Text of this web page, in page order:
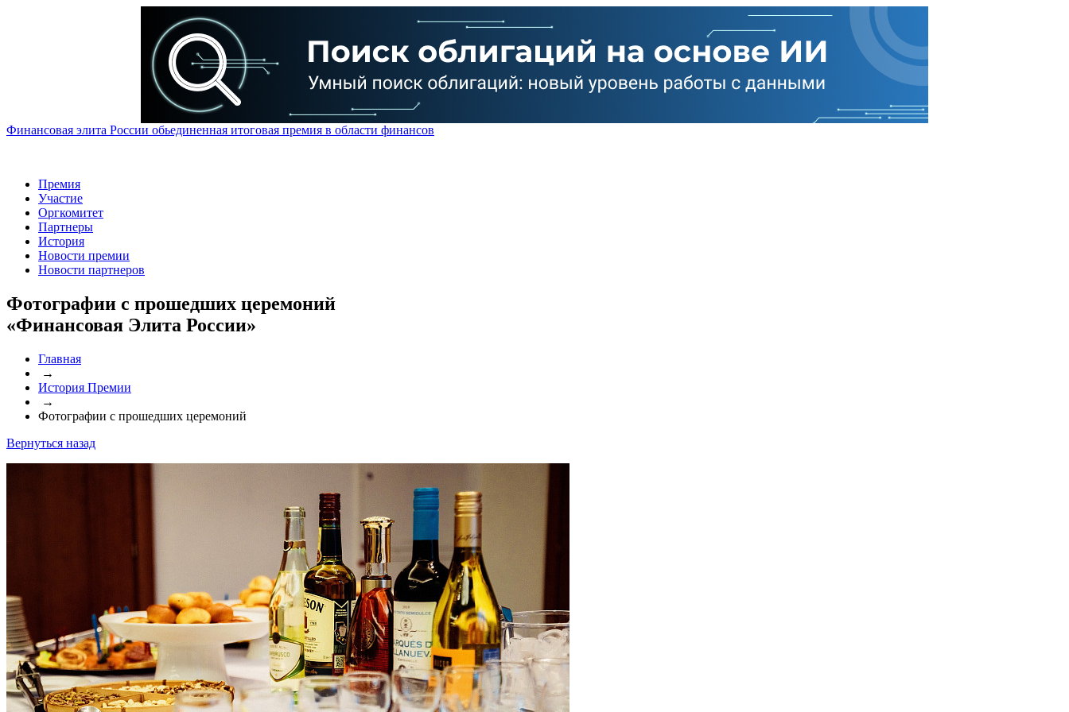
Финансовая элита России обьединенная итоговая премия в области финансов
Премия
Участие
Оргкомитет
Партнеры
История
Новости премии
Новости партнеров
Фотографии с прошедших церемоний
«Финансовая Элита России»
Главная
→
История Премии
→
Фотографии с прошедших церемоний
Вернуться назад